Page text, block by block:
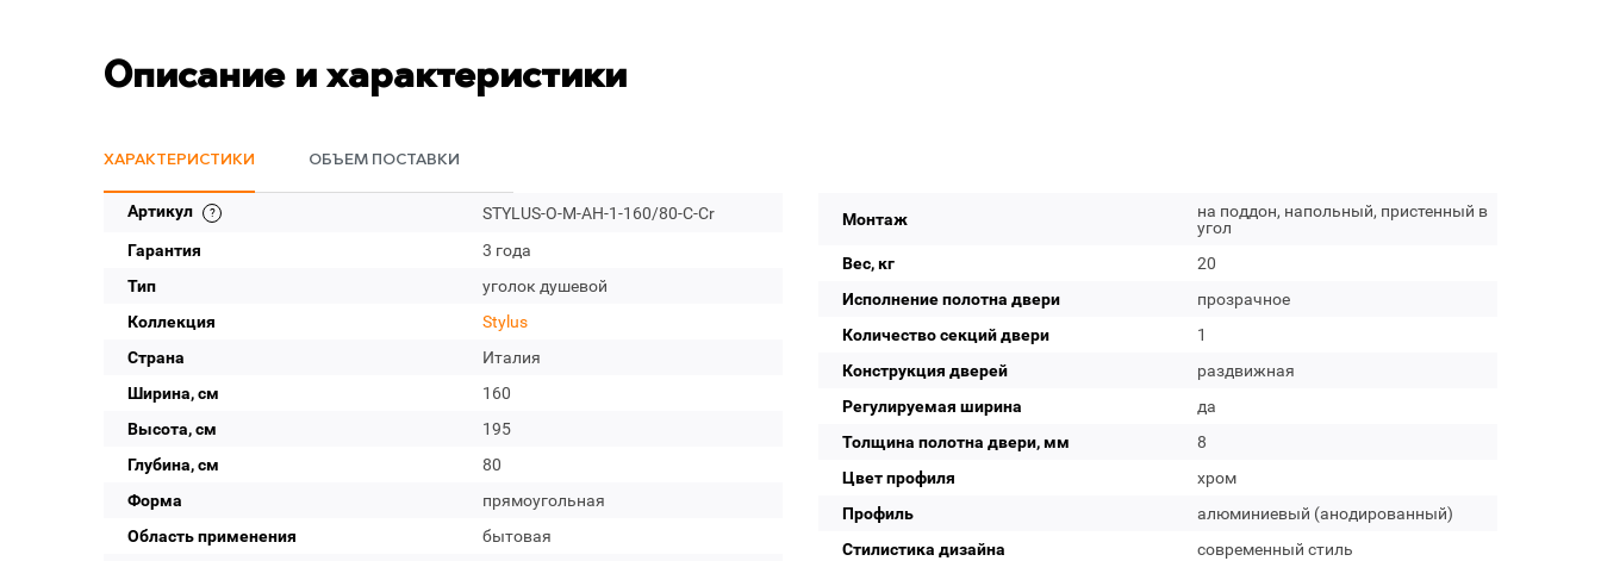
Описание и характеристики
ХАРАКТЕРИСТИКИ ОБЪЕМ ПОСТАВКИ
Артикул
STYLUS-O-M-AH-1-160/80-C-Cr
Гарантия
3 года
Тип
уголок душевой
Коллекция
Stylus
Страна
Италия
Ширина, см
160
Высота, см
195
Глубина, см
80
Форма
прямоугольная
Область применения
бытовая
Монтаж
на поддон, напольный, пристенный в
угол
Вес, кг
20
Исполнение полотна двери
прозрачное
Количество секций двери
1
Конструкция дверей
раздвижная
Регулируемая ширина
да
Толщина полотна двери, мм
8
Цвет профиля
хром
Профиль
алюминиевый (анодированный)
Стилистика дизайна
современный стиль